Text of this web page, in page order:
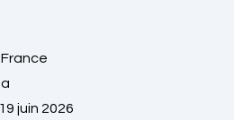
juin 2026